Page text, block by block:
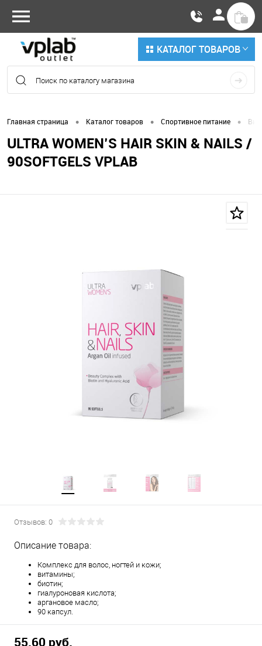
КАТАЛОГ ТОВАРОВ
Главная страница • Каталог товаров • Спортивное питание •
ULTRA WOMEN’S HAIR SKIN & NAILS /
90SOFTGELS VPLAB
Отзывов: 0
Описание товара:
Комплекс для волос, ногтей и кожи;
витамины;
биотин;
гиалуроновая кислота;
аргановое масло;
90 капсул.
55.60 руб.